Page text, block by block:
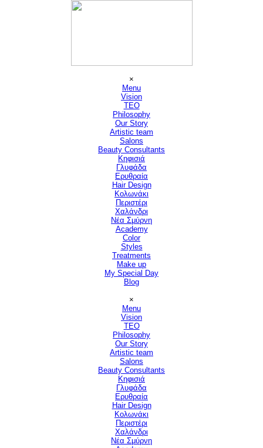
Μετάβαση στο περιεχόμενο
×
Menu
Vision
TEO
Philosophy
Our Story
Artistic team
Salons
Beauty Consultants
Κηφισιά
Γλυφάδα
Ερυθραία
Hair Design▼
Κολωνάκι
Περιστέρι
Χαλάνδρι
Νέα Σμύρνη
Academy
Color
Styles
Treatments
Make up
My Special Day
Blog
×
Menu
Vision
TEO
Philosophy
Our Story
Artistic team
Salons
Beauty Consultants
Κηφισιά
Γλυφάδα
Ερυθραία
Hair Design▼
Κολωνάκι
Περιστέρι
Χαλάνδρι
Νέα Σμύρνη